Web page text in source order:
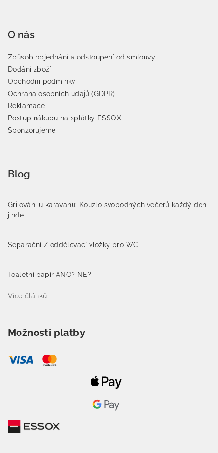
O nás
Způsob objednání a odstoupení od smlouvy
Dodání zboží
Obchodní podmínky
Ochrana osobních údajů (GDPR)
Reklamace
Postup nákupu na splátky ESSOX
Sponzorujeme
Blog
Grilování u karavanu: Kouzlo svobodných večerů každý den
jinde
Separační / oddělovací vložky pro WC
Toaletní papír ANO? NE?
Více článků
Možnosti platby